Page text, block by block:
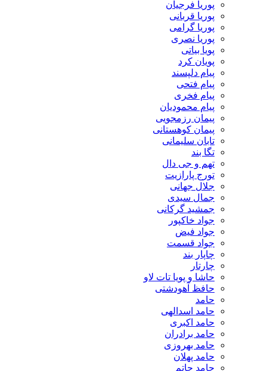
پوریا فرجیان
پوریا قربانی
پوریا گرامی
پوریا نصری
پویا بیاتی
پویان کرد
پیام دلپسند
پیام فتحی
پیام فخری
پیام محمودیان
پیمان رزمجویی
پیمان کوهستانی
تابان سلیمانی
تگا بند
تهم و جی دال
تورج پارازیت
جلال جهانی
جمال سیدی
جمشید گرکانی
جواد خاکپور
جواد فیض
جواد قسمت
چاپار بند
چارتار
حاشا و پویا تات لاو
حافظ آهودشتی
حامد
حامد اسدالهی
حامد اکبری
حامد برادران
حامد بهروزی
حامد پهلان
حامد حاتم